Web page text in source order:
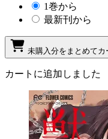
1巻から
最新刊から
未購入分をまとめてカ
カートに追加しました